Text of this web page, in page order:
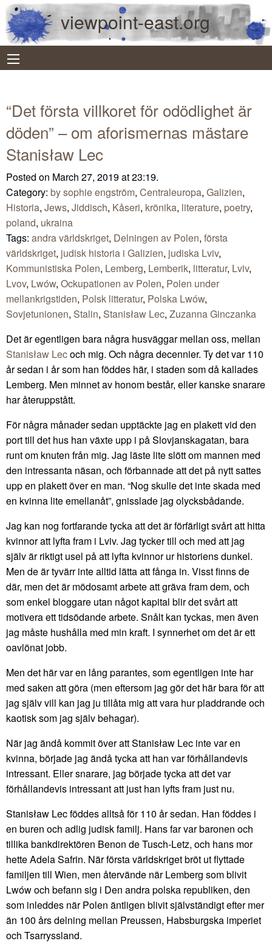
viewpoint-east.org
“Det första villkoret för odödlighet är
döden” – om aforismernas mästare
Stanisław Lec
Posted on March 27, 2019 at 23:19.
Category: by sophie engström, Centraleuropa, Galizien,
Historia, Jews, Jiddisch, Kåseri, krönika, literature, poetry,
poland, ukraina
Tags: andra världskriget, Delningen av Polen, första
världskriget, judisk historia i Galizien, judiska Lviv,
Kommunistiska Polen, Lemberg, Lemberik, litteratur, Lviv,
Lvov, Lwów, Ockupationen av Polen, Polen under
mellankrigstiden, Polsk litteratur, Polska Lwów,
Sovjetunionen, Stalin, Stanisław Lec, Zuzanna Ginczanka
Det är egentligen bara några husväggar mellan oss, mellan
Stanisław Lecoch mig. Och några decennier. Ty det var 110
år sedan i år som han föddes här, i staden som då kallades
Lemberg. Men minnet av honom består, eller kanske snarare
har återuppstått.
För några månader sedan upptäckte jag en plakett vid den
port till det hus han växte upp i på Slovjanskagatan, bara
runt om knuten från mig. Jag läste lite slött om mannen med
den intressanta näsan, och förbannade att det på nytt sattes
upp en plakett över en man. “Nog skulle det inte skada med
en kvinna lite emellanåt”, gnisslade jag olycksbådande.
Jag kan nog fortfarande tycka att det är förfärligt svårt att hitta
kvinnor att lyfta fram i Lviv. Jag tycker till och med att jag
själv är riktigt usel på att lyfta kvinnor ur historiens dunkel.
Men de är tyvärr inte alltid lätta att fånga in. Visst finns de
där, men det är mödosamt arbete att gräva fram dem, och
som enkel bloggare utan något kapital blir det svårt att
motivera ett tidsödande arbete. Snålt kan tyckas, men även
jag måste hushålla med min kraft. I synnerhet om det är ett
oavlönat jobb.
Men det här var en lång parantes, som egentligen inte har
med saken att göra (men eftersom jag gör det här bara för att
jag själv vill kan jag ju tillåta mig att vara hur pladdrande och
kaotisk som jag själv behagar).
När jag ändå kommit över att Stanisław Lec inte var en
kvinna, började jag ändå tycka att han var förhållandevis
intressant. Eller snarare, jag började tycka att det var
förhållandevis intressant att just han lyfts fram just nu.
Stanisław Lec föddes alltså för 110 år sedan. Han föddes i
en buren och adlig judisk familj. Hans far var baronen och
tillika bankdirektören Benon de Tusch-Letz, och hans mor
hette Adela Safrin. När första världskriget bröt ut flyttade
familjen till Wien, men återvände när Lemberg som blivit
Lwów och befann sig i Den andra polska republiken, den
som inleddes när Polen äntligen blivit självständigt efter mer
än 100 års delning mellan Preussen, Habsburgska imperiet
och Tsarryssland.